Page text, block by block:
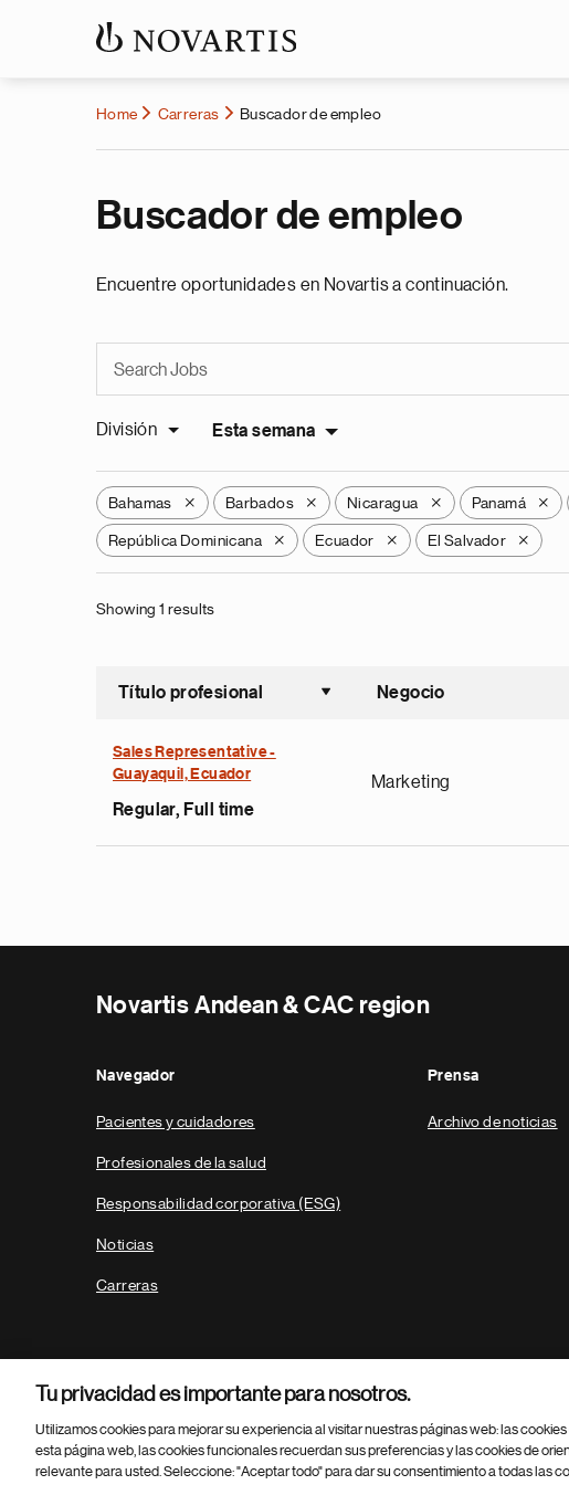
Home Carreras Buscador de empleo
Buscador de empleo
Encuentre oportunidades en Novartis a continuación.
División Esta semana
Bahamas X Barbados X Nicaragua X Panamá X
República Dominicana X Ecuador X El Salvador X
Showing 1 results
Título profesional
Ordenar
Negocio
Sales Representative -
Guayaquil, Ecuador
Regular, Full time
Marketing
Novartis Andean & CAC region
Navegador
Pacientes y cuidadores
Profesionales de la salud
Responsabilidad corporativa (ESG)
Noticias
Carreras
Prensa
Archivo de noticias
Parte
© 2026 Novartis AG
Tu privacidad es importante para nosotros.
Utilizamos cookies para mejorar su experiencia al visitar nuestras páginas web: las
esta página web, las cookies funcionales recuerdan sus preferencias y las cookies de
relevante para usted. Seleccione: "Aceptar todo" para dar su consentimiento a todas las